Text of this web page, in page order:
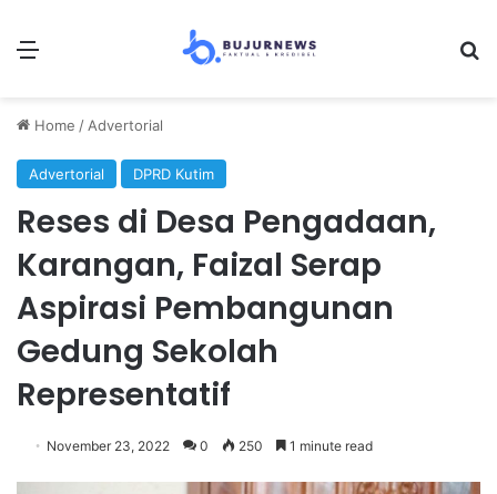
Home / Advertorial
Advertorial DPRD Kutim
Reses di Desa Pengadaan,
Karangan, Faizal Serap
Aspirasi Pembangunan
Gedung Sekolah
Representatif
November 23, 2022 0 250 1 minute read